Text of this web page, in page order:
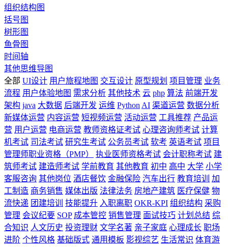
组织结构图
括号图
树形图
鱼骨图
时间轴
其他思维导图
全部 UI设计 用户旅程地图 交互设计 原型规划 项目管理 业务
流程 用户体验地图 需求分析 其他技术 云 php 算法 前端开发
架构 java 大数据 后端开发 运维 Python AI 渠道运营 数据分析
新媒体运营 内容运营 短视频运营 活动运营 工具推荐 产品运
营 用户运营 电商运营 教师资格证考试 心理咨询师考试 计算
机考试 司法考试 研究生考试 公务员考试 软考 英语考试 项目
管理师职业资格（PMP）
执业医师资格考试 会计职称考试 建
筑师考试 建造师考试 学前教育 其他教育 初中 高中 大学 小学
客服咨询 其他岗位 酒店餐饮 金融保险 汽车出行 教育培训
加
工制造 商务销售 媒体出版 法律法务 房地产建筑 医疗保健 物
流快递 团建培训 技能提升 入职离职 OKR-KPI 组织结构 采购
管理 会议纪要 SOP 成本管控 销售管理 面试技巧 计划总结 综
合知识 人文历史 投资理财 文学名著 亲子家庭 心理成长 职场
进阶 个性风格 基础版式 通用模板 影视综艺 生活常识 体育游